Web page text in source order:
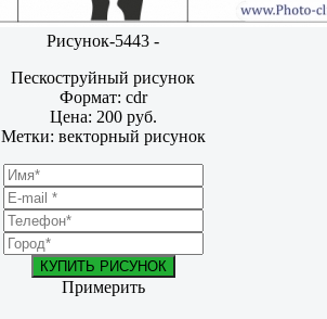
Рисунок-5443 -
Пескоструйный рисунок
Формат: cdr
Цена: 200 руб.
Метки: векторный рисунок
КУПИТЬ РИСУНОК
Примерить